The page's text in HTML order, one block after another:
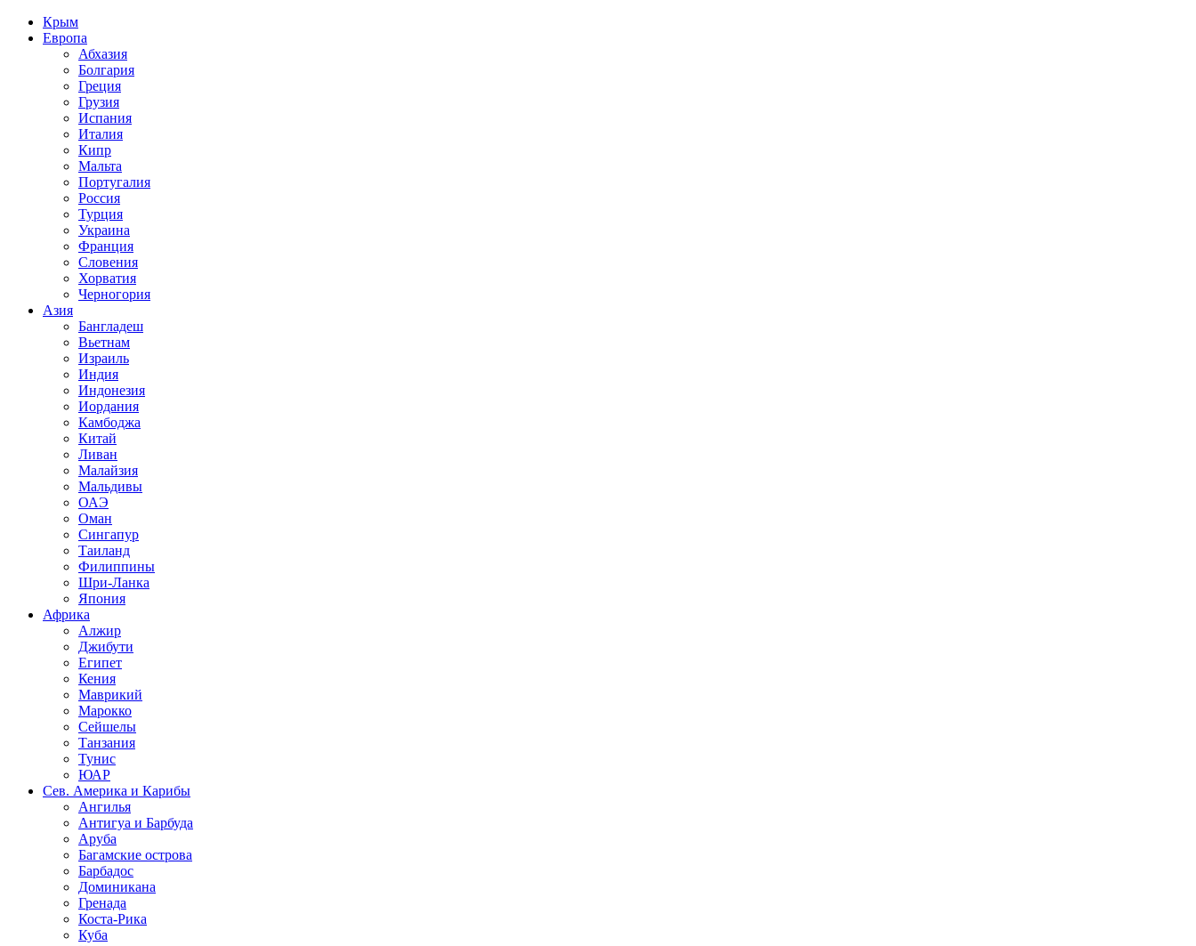
Крым
Европа
Абхазия
Болгария
Греция
Грузия
Испания
Италия
Кипр
Мальта
Португалия
Россия
Турция
Украина
Франция
Словения
Хорватия
Черногория
Азия
Бангладеш
Вьетнам
Израиль
Индия
Индонезия
Иордания
Камбоджа
Китай
Ливан
Малайзия
Мальдивы
ОАЭ
Оман
Сингапур
Таиланд
Филиппины
Шри-Ланка
Япония
Африка
Алжир
Джибути
Египет
Кения
Маврикий
Марокко
Сейшелы
Танзания
Тунис
ЮАР
Сев. Америка и Карибы
Ангилья
Антигуа и Барбуда
Аруба
Багамские острова
Барбадос
Доминикана
Гренада
Коста-Рика
Куба